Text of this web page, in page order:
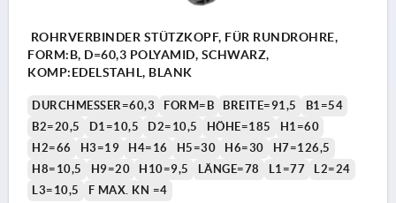
ROHRVERBINDER STÜTZKOPF, FÜR RUNDROHRE,
FORM:B, D=60,3 POLYAMID, SCHWARZ,
KOMP:EDELSTAHL, BLANK
DURCHMESSER=60,3 FORM=B BREITE=91,5
B1=54
B2=20,5
D1=10,5 D2=10,5 HÖHE=185
H1=60
H2=66
H3=19 H4=16 H5=30 H6=30
H7=126,5
H8=10,5
H9=20 H10=9,5 LÄNGE=78 L1=77
L2=24
L3=10,5
F MAX. KN =4